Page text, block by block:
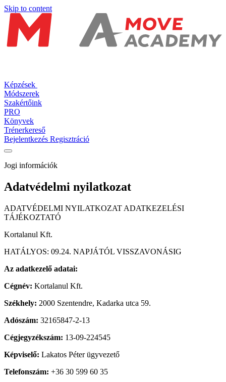
Skip to content
Képzések
Módszerek
Szakértőink
PRO
Könyvek
Trénerkereső
Bejelentkezés Regisztráció
Jogi információk
Adatvédelmi nyilatkozat
ADATVÉDELMI NYILATKOZAT ADATKEZELÉSI
TÁJÉKOZTATÓ
Kortalanul Kft.
HATÁLYOS: 09.24. NAPJÁTÓL VISSZAVONÁSIG
Az adatkezelő adatai:
Cégnév: Kortalanul Kft.
Székhely: 2000 Szentendre, Kadarka utca 59.
Adószám: 32165847-2-13
Cégjegyzékszám: 13-09-224545
Képviselő: Lakatos Péter ügyvezető
Telefonszám: +36 30 599 60 35